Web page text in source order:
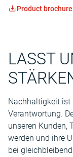
Product
LASST
Nachhaltigkeit ist
Verantwortung.
unseren Kunden,
werden und ihre
bei